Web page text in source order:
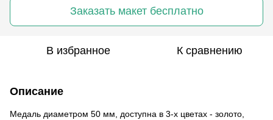
Заказать макет бесплатно
В избранное К сравнению
Описание
Медаль диаметром 50 мм, доступна в 3-х цветах - золото,